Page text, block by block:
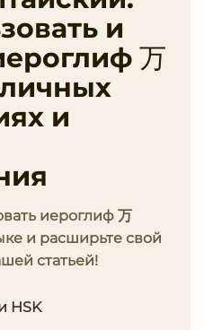
и
万
и
иероглиф 万
и расширьте свой
статьей!
HSK